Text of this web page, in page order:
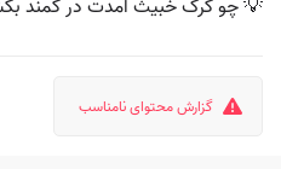
💡 چو گرگ خبیث آمدت در کمند
گزارش محتوای نامناسب